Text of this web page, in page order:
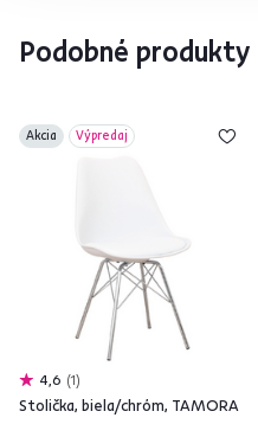
Podobné produkty
Akcia Výpredaj
4,6 1
Stolička, biela/chróm, TAMORA